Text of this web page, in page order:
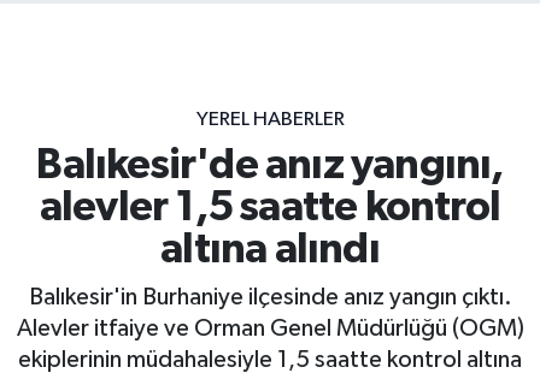
YEREL HABERLER
Balıkesir'de anız yangını,
alevler 1,5 saatte kontrol
altına alındı
Balıkesir'in Burhaniye ilçesinde anız yangın çıktı.
Alevler itfaiye ve Orman Genel Müdürlüğü (OGM)
ekiplerinin müdahalesiyle 1,5 saatte kontrol altına